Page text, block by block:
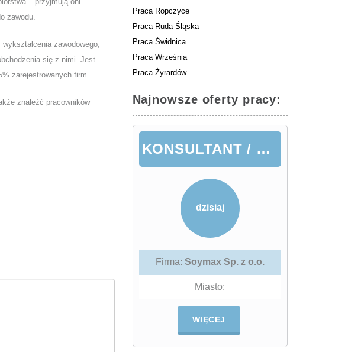
zawodu.
zawodowego,
się z nimi. Jest
zarejestrowanych firm.
znaleźć pracowników
Praca Ropczyce
Praca Ruda Śląska
Praca Świdnica
Praca Września
Praca Żyrardów
Najnowsze oferty pracy:
KONSULTANT / KONSULTANTKA DS. ŻYWIENIA
dzisiaj
Firma: Soymax Sp. z o.o.
Miasto:
WIĘCEJ